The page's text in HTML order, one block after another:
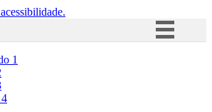
1
4